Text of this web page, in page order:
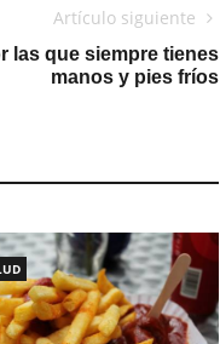
Artículo siguiente
las que siempre tienes
manos y pies fríos